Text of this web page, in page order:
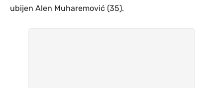
ubijen Alen Muharemović (35).